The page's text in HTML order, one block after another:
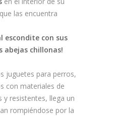
las encuentra
escondite con sus
abejas chillonas!
juguetes para perros,
con materiales de
y resistentes, llega un
rompiéndose por la